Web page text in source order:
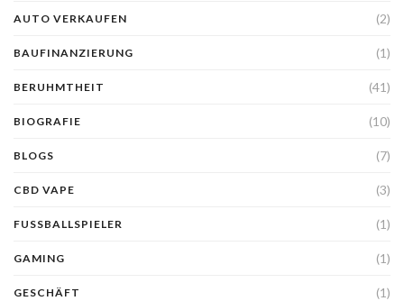
AUTO VERKAUFEN (2)
BAUFINANZIERUNG (1)
BERUHMTHEIT (41)
BIOGRAFIE (10)
BLOGS (7)
CBD VAPE (3)
FUSSBALLSPIELER (1)
GAMING (1)
GESCHÄFT (1)